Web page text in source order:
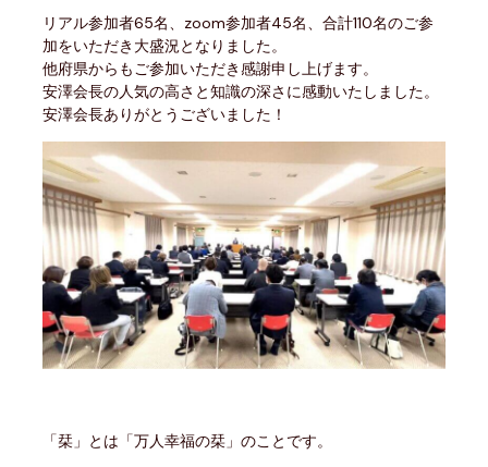
リアル参加者65名、zoom参加者45名、合計110名のご参
加をいただき大盛況となりました。
他府県からもご参加いただき感謝申し上げます。
安澤会長の人気の高さと知識の深さに感動いたしました。
安澤会長ありがとうございました！
「栞」とは「万人幸福の栞」のことです。